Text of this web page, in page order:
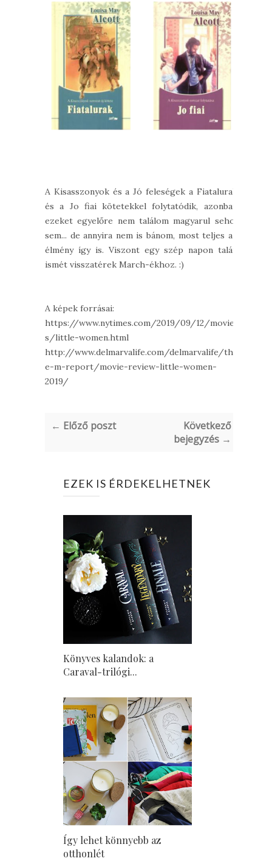
A Kisasszonyok és a Jó feleségek a Fiatalurak
és a Jo fiai kötetekkel folytatódik, azonban
ezeket egyelőre nem találom magyarul sehol
sem... de annyira nem is bánom, most teljes az
élmény így is. Viszont egy szép napon talán
ismét visszatérek March-ékhoz. :)
A képek forrásai:
https://www.nytimes.com/2019/09/12/movie
s/little-women.html
http://www.delmarvalife.com/delmarvalife/th
e-m-report/movie-review-little-women-
2019/
← Előző poszt
Következő
bejegyzés →
EZEK IS ÉRDEKELHETNEK
Könyves kalandok: a
Caraval-trilógi...
Így lehet könnyebb az
otthonlét